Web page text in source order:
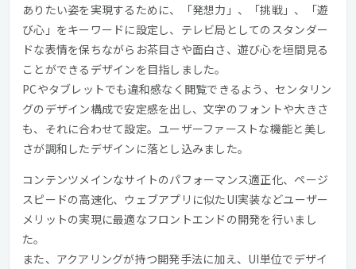
ありたい姿を実現するために、「発想力」、「挑戦」、「遊
び心」をキーワードに設定し、テレビ局としてのスタンダー
ドな表情を保ちながらお茶目さや面白さ、遊び心を垣間見る
ことができるデザインを目指しました。
PCやタブレットでも違和感なく閲覧できるよう、センタリン
グのデザイン構成で安定感を出し、文字のフォントや大きさ
も、それに合わせて設定。ユーザーファーストな機能と美し
さが調和したデザインに落とし込みました。
コンテンツメインなサイトのパフォーマンス適正化、ページ
スピードの高速化、ウェブアプリに似たUI実装などユーザー
メリットの実現に最適なフロントエンドの開発を行いまし
た。
また、アクアリングが持つ開発手法に加え、UI単位でデザイ